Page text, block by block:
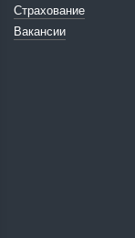
Страхование
Вакансии